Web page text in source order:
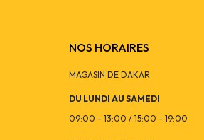
NOS HORAIRES
MAGASIN DE DAKAR
DU LUNDI AU SAMEDI
09:00 - 13:00 / 15:00 - 19:00